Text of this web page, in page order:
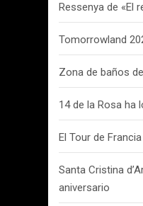
Ressenya de «El
Tomorrowland
Zona de baños
14 de la Rosa ha
El Tour de
Santa Cristina
aniversario